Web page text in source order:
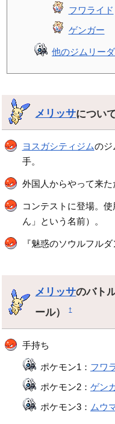
フワライド
ゲンガー
他のジムリー
メリッサについ
ヨスガシティジムのジ
手。
外国人からやって来た
コンテストに登場。
ん」という名前）。
『魅惑のソウルフルダ
メリッサのバト
ール）†
手持ち
ポケモン1： フワ
ポケモン2：ゲン
ポケモン3： ムウ